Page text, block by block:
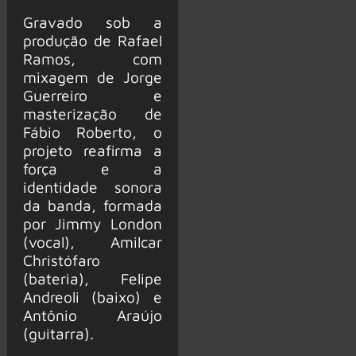
Gravado sob a
produção de Rafael
Ramos, com
mixagem de Jorge
Guerreiro e
masterização de
Fábio Roberto, o
projeto reafirma a
força e a
identidade sonora
da banda, formada
por Jimmy London
(vocal), Amilcar
Christófaro
(bateria), Felipe
Andreoli (baixo) e
Antônio Araújo
(guitarra).